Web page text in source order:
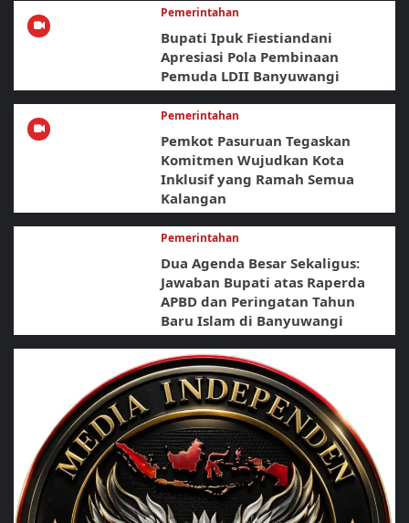
Pemerintahan
Bupati Ipuk Fiestiandani
Apresiasi Pola Pembinaan
Pemuda LDII Banyuwangi
Pemerintahan
Pemkot Pasuruan Tegaskan
Komitmen Wujudkan Kota
Inklusif yang Ramah Semua
Kalangan
Pemerintahan
Dua Agenda Besar Sekaligus:
Jawaban Bupati atas Raperda
APBD dan Peringatan Tahun
Baru Islam di Banyuwangi